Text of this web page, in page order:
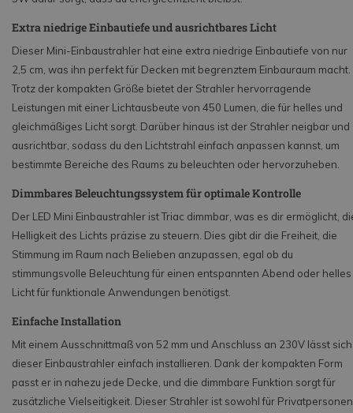
Extra niedrige Einbautiefe und ausrichtbares Licht
Dieser Mini-Einbaustrahler hat eine extra niedrige Einbautiefe von nur
2,5 cm, was ihn perfekt für Decken mit begrenztem Einbauraum macht.
Trotz der kompakten Größe bietet der Strahler hervorragende
Leistungen mit einer Lichtausbeute von 450 Lumen, die für helles und
gleichmäßiges Licht sorgt. Darüber hinaus ist der Strahler neigbar und
ausrichtbar, sodass du den Lichtstrahl einfach anpassen kannst, um
bestimmte Bereiche des Raums zu beleuchten oder hervorzuheben.
Dimmbares Beleuchtungssystem für optimale Kontrolle
Der LED Mini Einbaustrahler ist Triac dimmbar, was es dir ermöglicht,
Helligkeit des Lichts präzise zu steuern. Dies gibt dir die Freiheit, die
Stimmung im Raum nach Belieben anzupassen, egal ob du
stimmungsvolle Beleuchtung für einen entspannten Abend oder helles
Licht für funktionale Anwendungen benötigst.
Einfache Installation
Mit einem Ausschnittmaß von 52 mm und Anschluss an 230V lässt sich
dieser Einbaustrahler einfach installieren. Dank der kompakten Form
passt er in nahezu jede Decke, und die dimmbare Funktion sorgt für
zusätzliche Vielseitigkeit. Dieser Strahler ist sowohl für Privatpersonen